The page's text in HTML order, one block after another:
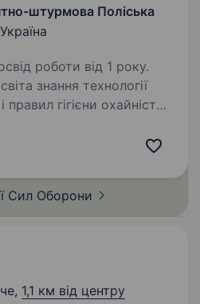
штурмова Поліська
роботи від 1 року.
гігієни охайність
Сил Оборони
1,1 км від центру